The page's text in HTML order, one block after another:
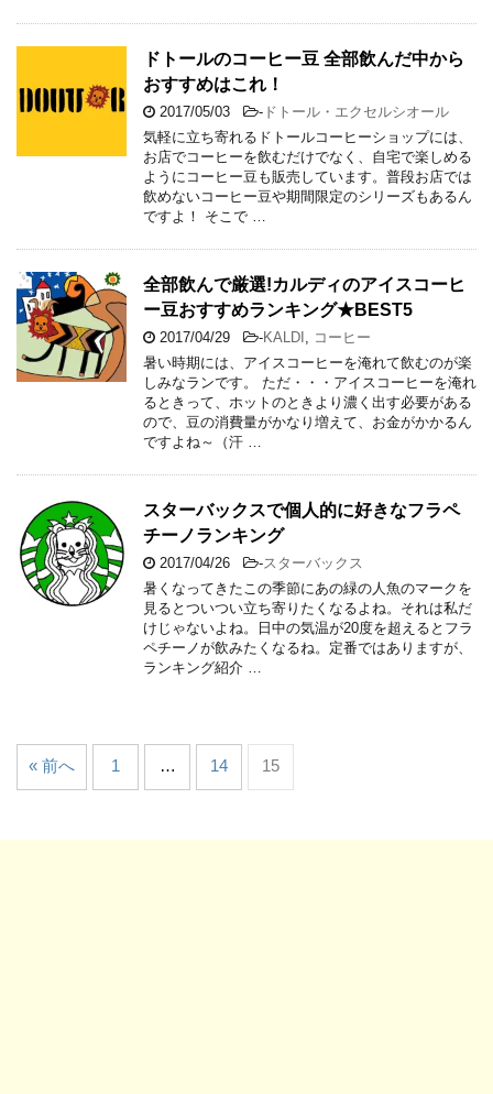
ドトールのコーヒー豆 全部飲んだ中から
おすすめはこれ！
2017/05/03 - ドトール・エクセルシオール
気軽に立ち寄れるドトールコーヒーショップには、
お店でコーヒーを飲むだけでなく、自宅で楽しめる
ようにコーヒー豆も販売しています。普段お店では
飲めないコーヒー豆や期間限定のシリーズもあるん
ですよ！ そこで …
全部飲んで厳選!カルディのアイスコーヒ
ー豆おすすめランキング★BEST5
2017/04/29 -KALDI
コーヒー
暑い時期には、アイスコーヒーを淹れて飲むのが楽
しみなランです。 ただ・・・アイスコーヒーを淹れ
るときって、ホットのときより濃く出す必要がある
ので、豆の消費量がかなり増えて、お金がかかるん
ですよね～（汗 …
スターバックスで個人的に好きなフラペ
チーノランキング
2017/04/26 -スターバックス
暑くなってきたこの季節にあの緑の人魚のマークを
見るとついつい立ち寄りたくなるよね。それは私だ
けじゃないよね。日中の気温が20度を超えるとフラ
ペチーノが飲みたくなるね。定番ではありますが、
ランキング紹介 …
« 前へ 1 … 14 15